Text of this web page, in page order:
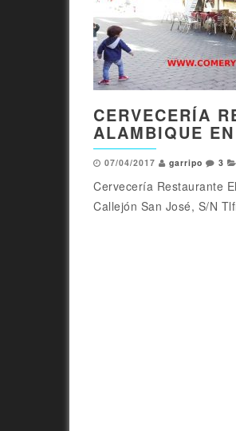
CERVECERÍA
ALAMBIQUE
07/04/2017 garripo 3
Cervecería Restaurante
Callejón San José, S/N